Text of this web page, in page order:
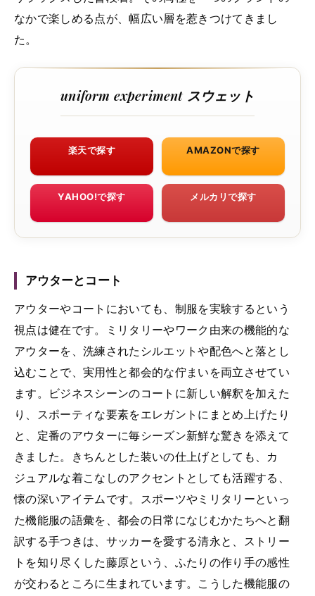
なかで楽しめる点が、幅広い層を惹きつけてきまし
た。
uniform experiment スウェット
楽天で探す AMAZONで探す
YAHOO!で探す メルカリで探す
アウターとコート
アウターやコートにおいても、制服を実験するという
視点は健在です。ミリタリーやワーク由来の機能的な
アウターを、洗練されたシルエットや配色へと落とし
込むことで、実用性と都会的な佇まいを両立させてい
ます。ビジネスシーンのコートに新しい解釈を加えた
り、スポーティな要素をエレガントにまとめ上げたり
と、定番のアウターに毎シーズン新鮮な驚きを添えて
きました。きちんとした装いの仕上げとしても、カ
ジュアルな着こなしのアクセントとしても活躍する、
懐の深いアイテムです。スポーツやミリタリーといっ
た機能服の語彙を、都会の日常になじむかたちへと翻
訳する手つきは、サッカーを愛する清永と、ストリー
トを知り尽くした藤原という、ふたりの作り手の感性
が交わるところに生まれています。こうした機能服の